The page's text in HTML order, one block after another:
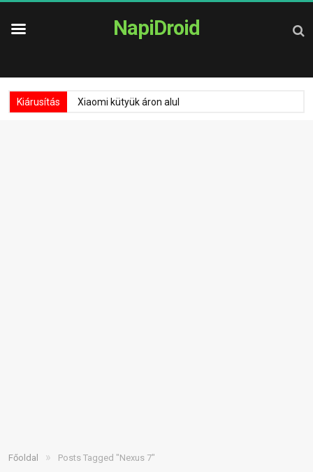
NapiDroid
Kiárusítás Xiaomi kütyük áron alul
Főoldal » Posts Tagged "Nexus 7"